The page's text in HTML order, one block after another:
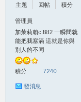
主題
回帖
積分
管理員
加茉莉賴c.882 一瞬間就
能把我塞滿 這就是你與
別人的不同
積分 7240
發消息